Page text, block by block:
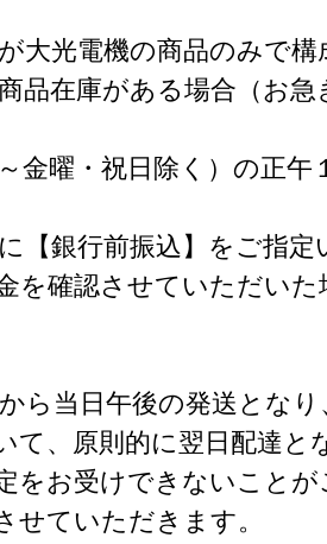
光電機の商品のみで構
在庫がある場合（お急
曜・祝日除く）の正午
銀行前振込】をご指定
を確認させていただいた
ら当日午後の発送となり
て、原則的に翌日配達と
をお受けできないこと
せていただきます。